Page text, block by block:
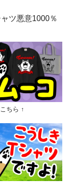
ツ悪意1000％
ちら ↑